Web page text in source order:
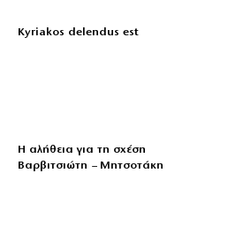
Kyriakos delendus est
Η αλήθεια για τη σχέση
Βαρβιτσιώτη – Μητσοτάκη